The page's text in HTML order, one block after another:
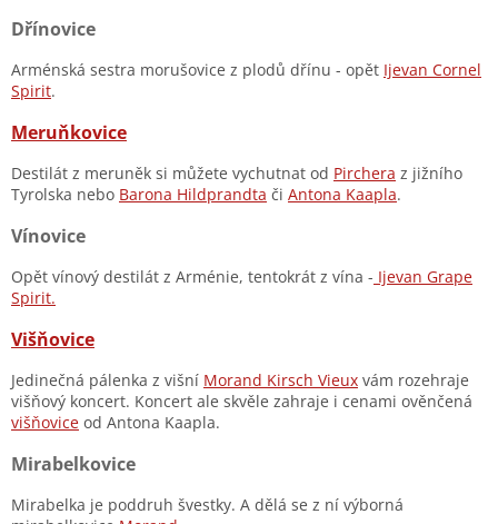
Dřínovice
Arménská sestra morušovice z plodů dřínu - opět Ijevan Cornel
Spirit.
Meruňkovice
Destilát z meruněk si můžete vychutnat od Pirchera z jižního
Tyrolska nebo Barona Hildprandta či Antona Kaapla.
Vínovice
Opět vínový destilát z Arménie, tentokrát z vína - Ijevan Grape
Spirit.
Višňovice
Jedinečná pálenka z višní Morand Kirsch Vieux vám rozehraje
višňový koncert. Koncert ale skvěle zahraje i cenami ověnčená
višňovice od Antona Kaapla.
Mirabelkovice
Mirabelka je poddruh švestky. A dělá se z ní výborná